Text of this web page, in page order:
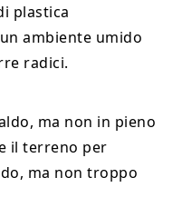
plastica
ambiente umido
radici.
ma non in pieno
il terreno per
ma non troppo